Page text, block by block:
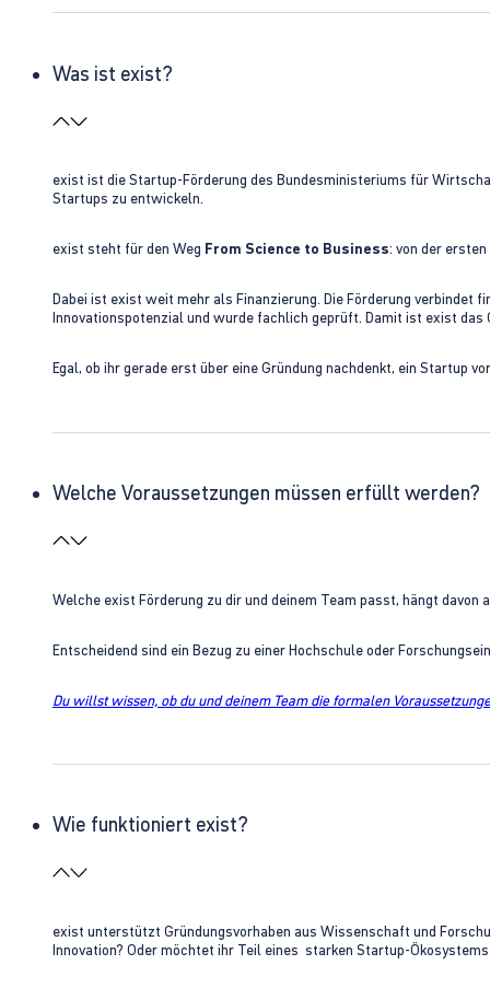
Was ist exist?
exist ist die Startup-Förderung des Bundesministeriums für
Startups zu entwickeln.
exist steht für den Weg From Science to Business: von der
Dabei ist exist weit mehr als Finanzierung. Die Förderung verbindet
Innovationspotenzial und wurde fachlich geprüft. Damit ist exist
Egal, ob ihr gerade erst über eine Gründung nachdenkt, ein Startup
Welche Voraussetzungen müssen erfüllt werden?
Welche exist Förderung zu dir und deinem Team passt, hängt
Entscheidend sind ein Bezug zu einer Hochschule oder
Du willst wissen, ob du und deinem Team die formalen
Wie funktioniert exist?
exist unterstützt Gründungsvorhaben aus Wissenschaft und
Innovation? Oder möchtet ihr Teil eines starken Startup-